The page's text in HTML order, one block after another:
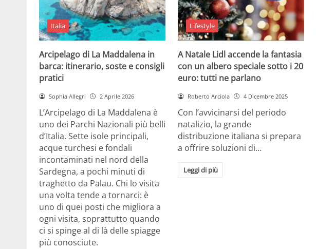
Italia
Arcipelago di La Maddalena in
barca: itinerario, soste e consigli
pratici
Sophia Allegri 2 Aprile 2026
L’Arcipelago di La Maddalena è
uno dei Parchi Nazionali più belli
d’Italia. Sette isole principali,
acque turchesi e fondali
incontaminati nel nord della
Sardegna, a pochi minuti di
traghetto da Palau. Chi lo visita
una volta tende a tornarci: è
uno di quei posti che migliora a
ogni visita, soprattutto quando
ci si spinge al di là delle spiagge
più conosciute.
Lifestyle
A Natale Lidl accende la fantasia
con un albero speciale sotto i 20
euro: tutti ne parlano
Roberto Arciola 4 Dicembre 2025
Con l’avvicinarsi del periodo
natalizio, la grande
distribuzione italiana si prepara
a offrire soluzioni di…
Leggi di più